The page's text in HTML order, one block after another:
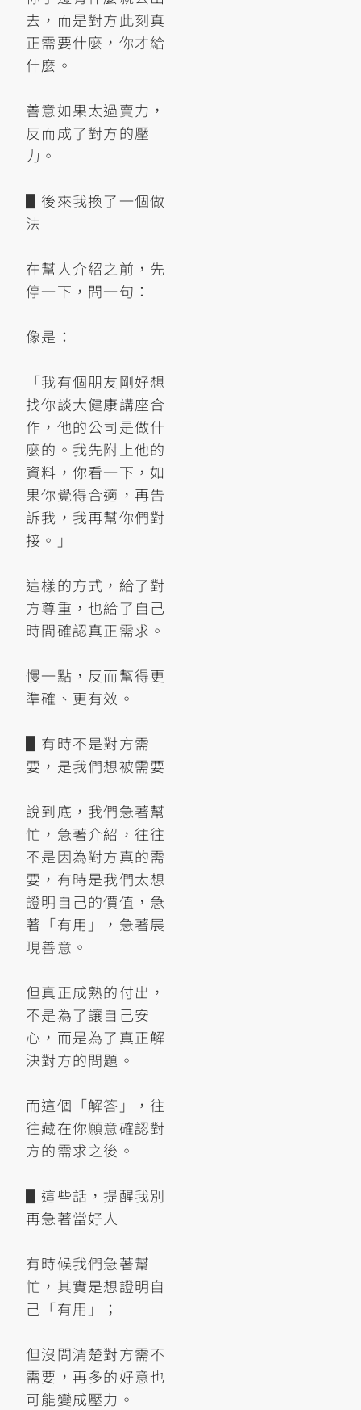
去，而是對方此刻真
正需要什麼，你才給
什麼。
善意如果太過賣力，
反而成了對方的壓
力。
▋後來我換了一個做
法
在幫人介紹之前，先
停一下，問一句：
像是：
「我有個朋友剛好想
找你談大健康講座合
作，他的公司是做什
麼的。我先附上他的
資料，你看一下，如
果你覺得合適，再告
訴我，我再幫你們對
接。」
這樣的方式，給了對
方尊重，也給了自己
時間確認真正需求。
慢一點，反而幫得更
準確、更有效。
▋有時不是對方需
要，是我們想被需要
說到底，我們急著幫
忙，急著介紹，往往
不是因為對方真的需
要，有時是我們太想
證明自己的價值，急
著「有用」，急著展
現善意。
但真正成熟的付出，
不是為了讓自己安
心，而是為了真正解
決對方的問題。
而這個「解答」，往
往藏在你願意確認對
方的需求之後。
▋這些話，提醒我別
再急著當好人
有時候我們急著幫
忙，其實是想證明自
己「有用」；
但沒問清楚對方需不
需要，再多的好意也
可能變成壓力。